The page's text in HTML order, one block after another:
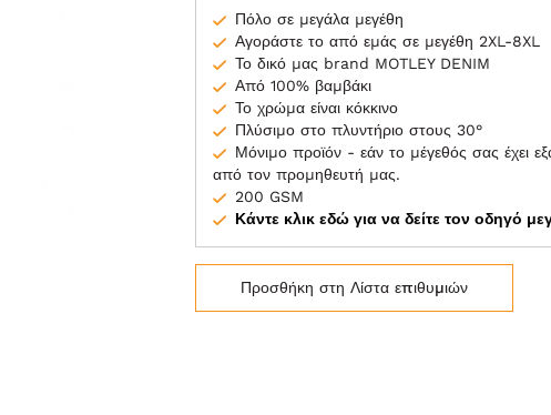
Πόλο σε μεγάλα μεγέθη
Αγοράστε το από εμάς σε μεγέθη 2XL-8XL
Το δικό μας brand MOTLEY DENIM
Από 100% βαμβάκι
Το χρώμα είναι κόκκινο
Πλύσιμο στο πλυντήριο στους 30°
Μόνιμο προϊόν - εάν το μέγεθός σας έχει
από τον προμηθευτή μας.
200 GSM
Κάντε κλικ εδώ για να δείτε τον οδηγό
Προσθήκη στη Λίστα επιθυμιών